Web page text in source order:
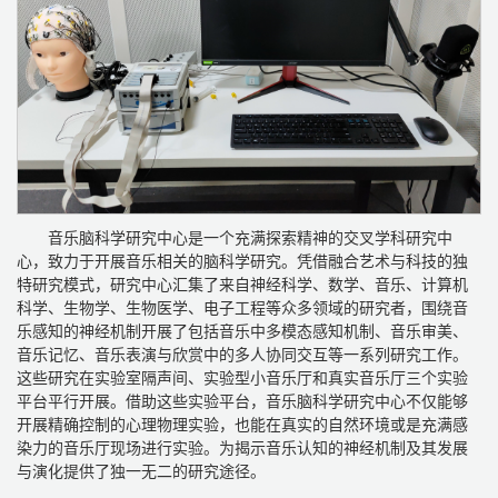
音乐脑科学研究中心是一个充满探索精神的交叉学科研究中
心，致力于开展音乐相关的脑科学研究。凭借融合艺术与科技的独
特研究模式，研究中心汇集了来自神经科学、数学、音乐、计算机
科学、生物学、生物医学、电子工程等众多领域的研究者，围绕音
乐感知的神经机制开展了包括音乐中多模态感知机制、音乐审美、
音乐记忆、音乐表演与欣赏中的多人协同交互等一系列研究工作。
这些研究在实验室隔声间、实验型小音乐厅和真实音乐厅三个实验
平台平行开展。借助这些实验平台，音乐脑科学研究中心不仅能够
开展精确控制的心理物理实验，也能在真实的自然环境或是充满感
染力的音乐厅现场进行实验。为揭示音乐认知的神经机制及其发展
与演化提供了独一无二的研究途径。